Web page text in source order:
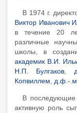
В 1974 г.
Виктор Иванович
в течение 20
различные
школы, в
академик В.И.
Н.П. Булгаков
Копвиллем
д.ф.-
В последующие
активную роль